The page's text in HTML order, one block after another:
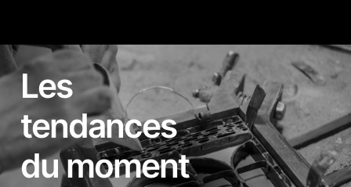
Les
tendances
du moment